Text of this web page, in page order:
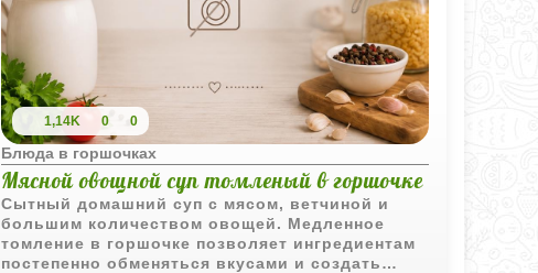
1,14K 0 0
Блюда в горшочках
Мясной овощной суп томленый в горшочке
Сытный домашний суп с мясом, ветчиной и
большим количеством овощей. Медленное
томление в горшочке позволяет ингредиентам
постепенно обменяться вкусами и создать